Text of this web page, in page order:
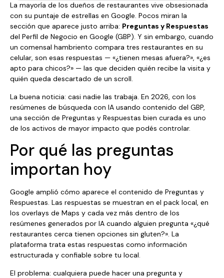
La mayoría de los dueños de restaurantes vive obsesionada
con su puntaje de estrellas en Google. Pocos miran la
sección que aparece justo arriba: Preguntas y Respuestas
del Perfil de Negocio en Google (GBP). Y sin embargo, cuando
un comensal hambriento compara tres restaurantes en su
celular, son esas respuestas — «¿tienen mesas afuera?», «¿es
apto para chicos?» — las que deciden quién recibe la visita y
quién queda descartado de un scroll.
La buena noticia: casi nadie las trabaja. En 2026, con los
resúmenes de búsqueda con IA usando contenido del GBP,
una sección de Preguntas y Respuestas bien curada es uno
de los activos de mayor impacto que podés controlar.
Por qué las preguntas
importan hoy
Google amplió cómo aparece el contenido de Preguntas y
Respuestas. Las respuestas se muestran en el pack local, en
los overlays de Maps y cada vez más dentro de los
resúmenes generados por IA cuando alguien pregunta «¿qué
restaurantes cerca tienen opciones sin gluten?». La
plataforma trata estas respuestas como información
estructurada y confiable sobre tu local.
El problema: cualquiera puede hacer una pregunta y